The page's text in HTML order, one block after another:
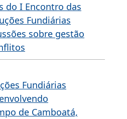
do I Encontro das
Fundiárias
sobre gestão
Fundiárias
de Camboatá,